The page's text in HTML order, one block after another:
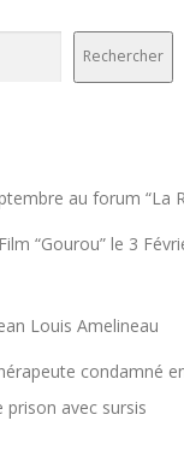
Rechercher
au forum “La
“Gourou” le 3
Louis Amelineau
condamné
avec sursis